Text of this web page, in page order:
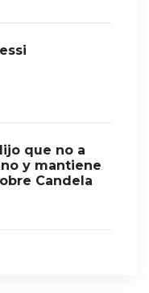
que no a
y mantiene
Candela